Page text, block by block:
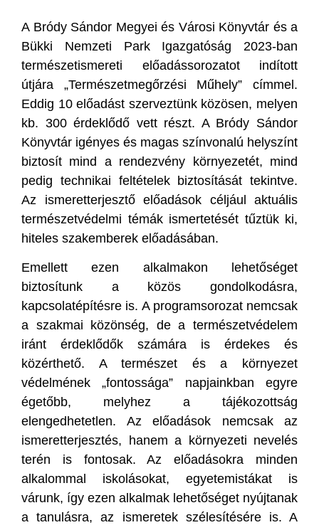
A Bródy Sándor Megyei és Városi Könyvtár és a
Bükki Nemzeti Park Igazgatóság 2023-ban
természetismereti előadássorozatot indított
útjára „Természetmegőrzési Műhely” címmel.
Eddig 10 előadást szerveztünk közösen, melyen
kb. 300 érdeklődő vett részt. A Bródy Sándor
Könyvtár igényes és magas színvonalú helyszínt
biztosít mind a rendezvény környezetét, mind
pedig technikai feltételek biztosítását tekintve.
Az ismeretterjesztő előadások céljául aktuális
természetvédelmi témák ismertetését tűztük ki,
hiteles szakemberek előadásában.
Emellett ezen alkalmakon lehetőséget
biztosítunk a közös gondolkodásra,
kapcsolatépítésre is. A programsorozat nemcsak
a szakmai közönség, de a természetvédelem
iránt érdeklődők számára is érdekes és
közérthető. A természet és a környezet
védelmének „fontossága” napjainkban egyre
égetőbb, melyhez a tájékozottság
elengedhetetlen. Az előadások nemcsak az
ismeretterjesztés, hanem a környezeti nevelés
terén is fontosak. Az előadásokra minden
alkalommal iskolásokat, egyetemistákat is
várunk, így ezen alkalmak lehetőséget nyújtanak
a tanulásra, az ismeretek szélesítésére is. A